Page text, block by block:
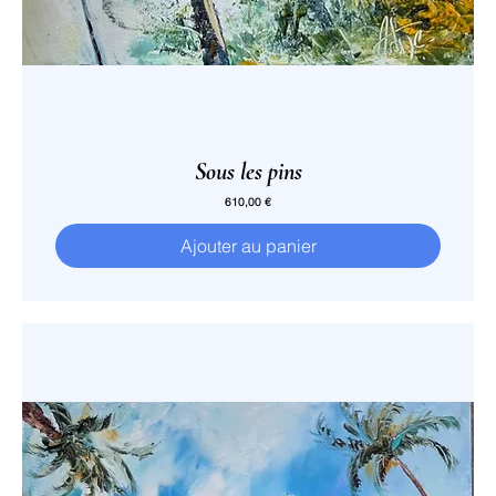
Sous les pins
Prix
610,00 €
Ajouter au panier